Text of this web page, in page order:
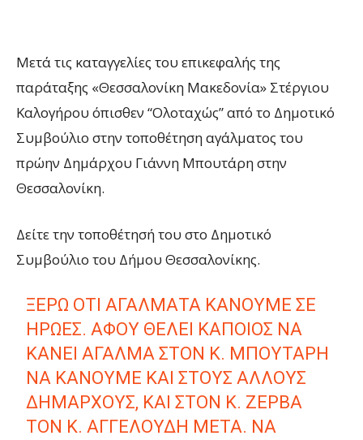
Μετά τις καταγγελίες του επικεφαλής της
παράταξης «Θεσσαλονίκη Μακεδονία» Στέργιου
Καλογήρου όπισθεν “Ολοταχώς” από το Δημοτικό
Συμβούλιο στην τοποθέτηση αγάλματος του
πρώην Δημάρχου Γιάννη Μπουτάρη στην
Θεσσαλονίκη.
Δείτε την τοποθέτησή του στο Δημοτικό
Συμβούλιο του Δήμου Θεσσαλονίκης.
ΞΈΡΩ ΌΤΙ ΑΓΆΛΜΑΤΑ ΚΆΝΟΥΜΕ ΣΕ
ΉΡΩΕΣ. ΑΦΟΎ ΘΈΛΕΙ ΚΆΠΟΙΟΣ ΝΑ
ΚΆΝΕΙ ΆΓΑΛΜΑ ΣΤΟΝ Κ. ΜΠΟΥΤΆΡΗ
ΝΑ ΚΆΝΟΥΜΕ ΚΑΙ ΣΤΟΥΣ ΆΛΛΟΥΣ
ΔΗΜΆΡΧΟΥΣ, ΚΑΙ ΣΤΟΝ Κ. ΖΈΡΒΑ
ΤΟΝ Κ. ΑΓΓΕΛΟΎΔΗ ΜΕΤΆ. ΝΑ